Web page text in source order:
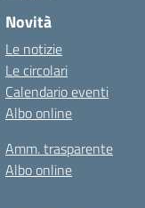
Novità
Le notizie
Le circolari
Calendario eventi
Albo online
Amm. trasparente
Albo online